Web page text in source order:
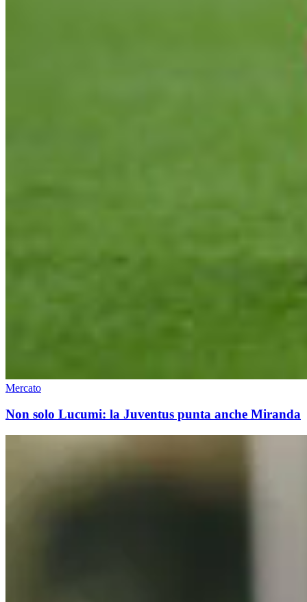
Mercato
Non solo Lucumi: la Juventus punta anche Miranda